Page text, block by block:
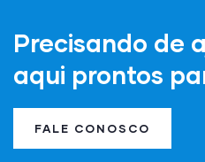
Precisando de
aqui prontos
FALE CONOSCO